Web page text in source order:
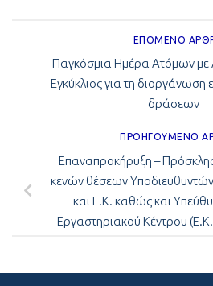
ΕΠΌΜΕΝΟ
Παγκόσμια Ημέρα Ατόμων με
Εγκύκλιος για τη
δράσεων
ΠΡΟΗΓΟΎΜΕΝΟ
Επαναπροκήρυξη –
κενών θέσεων
και Ε.Κ. καθώς και
Εργαστηριακού Κέντρου